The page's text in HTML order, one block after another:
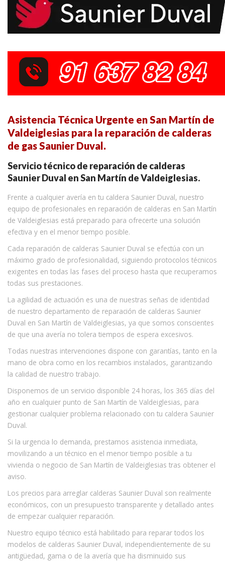
Asistencia Técnica Urgente en San Martín de
Valdeiglesias para la reparación de calderas
de gas Saunier Duval.
Servicio técnico de reparación de calderas
Saunier Duval en San Martín de Valdeiglesias.
Frente a cualquier avería en tu caldera Saunier Duval, nuestro
equipo de profesionales en reparación de calderas en San Martín
de Valdeiglesias está preparado para ofrecerte una solución
efectiva y en el menor tiempo posible.
Cada reparación de calderas Saunier Duval se efectúa con un
máximo grado de profesionalidad, siguiendo protocolos técnicos
exigentes en todas las fases del proceso hasta que recuperamos
todas sus prestaciones.
La agilidad de actuación es una de nuestras señas de identidad
de nuestro departamento de reparación de calderas Saunier
Duval en San Martín de Valdeiglesias, ya que somos conscientes
de que una avería no tolera tiempos de espera excesivos.
Todas nuestras intervenciones dispone con garantías, tanto en la
mano de obra como en los recambios instalados, garantizando
la calidad de nuestro trabajo.
Disponemos de un servicio disponible 24 horas, los 365 días del
año en cualquier punto de San Martín de Valdeiglesias, para
gestionar cualquier problema relacionado con tu caldera Saunier
Duval.
Si la urgencia lo demanda, prestamos asistencia inmediata,
movilizando a un técnico en el menor tiempo posible a tu
vivienda o negocio de San Martín de Valdeiglesias tras obtener el
aviso.
Los precios para arreglar calderas Saunier Duval son realmente
económicos, con un presupuesto transparente y detallado antes
de empezar cualquier reparación.
Nuestro equipo técnico está habilitado para reparar todos los
modelos de calderas Saunier Duval, independientemente de su
antigüedad, gama o de la avería que ha disminuido sus